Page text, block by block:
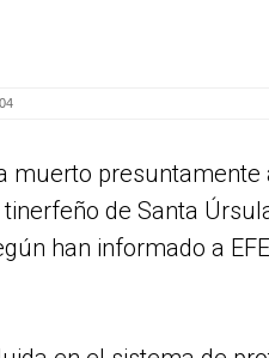
muerto presuntamente
de Santa
han informado a